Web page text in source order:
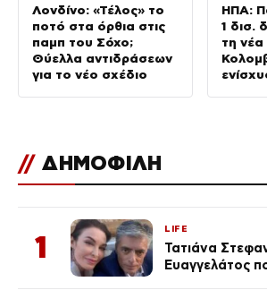
Λονδίνο: «Τέλος» το
ποτό στα όρθια στις
παμπ του Σόχο;
Θύελλα αντιδράσεων
για το νέο σχέδιο
ΗΠΑ:
1 δισ.
τη
// ΔΗΜΟΦΙΛΗ
1
LIFE
Τατιάνα
Ευαγγελάτος